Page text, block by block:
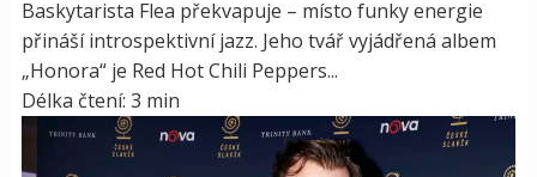
Baskytarista Flea překvapuje – místo funky energie
přináší introspektivní jazz. Jeho tvář vyjádřená albem
„Honora“ je Red Hot Chili Peppers...
Délka čtení: 3 min